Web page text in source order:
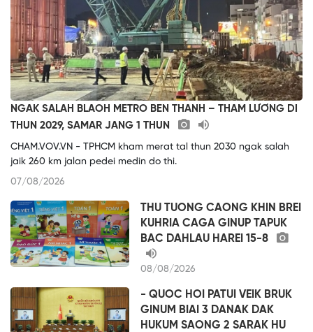
NGAK SALAH BLAOH METRO BEN THANH – THAM LƯƠNG DI
THUN 2029, SAMAR JANG 1 THUN
CHAM.VOV.VN - TPHCM kham merat tal thun 2030 ngak salah
jaik 260 km jalan pedei medin do thi.
07/08/2026
THU TUONG CAONG KHIN BREI
KUHRIA CAGA GINUP TAPUK
BAC DAHLAU HAREI 15-8
08/08/2026
- QUOC HOI PATUI VEIK BRUK
GINUM BIAI 3 DANAK DAK
HUKUM SAONG 2 SARAK HU